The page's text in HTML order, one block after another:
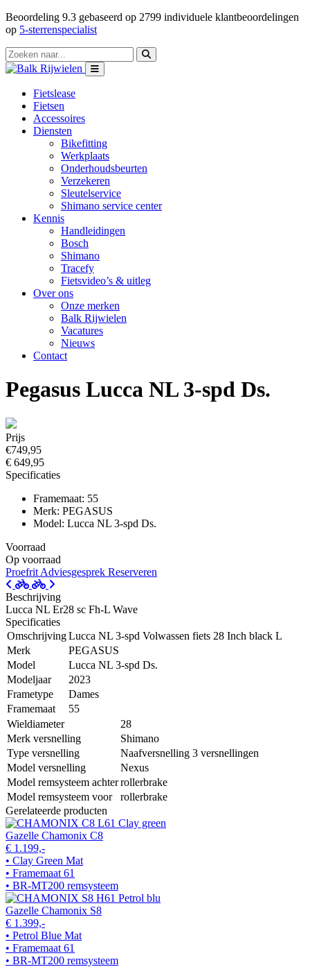
Beoordeling 9.3 gebaseerd op 2799 individuele klantbeoordelingen
op 5-sterrenspecialist
Fietslease
Fietsen
Accessoires
Diensten
Bikefitting
Werkplaats
Onderhoudsbeurten
Verzekeren
Sleutelservice
Shimano service center
Kennis
Handleidingen
Bosch
Shimano
Tracefy
Fietsvideo’s & uitleg
Over ons
Onze merken
Balk Rijwielen
Vacatures
Nieuws
Contact
Pegasus Lucca NL 3-spd Ds.
Prijs
€749,95
€ 649,95
Specificaties
Framemaat: 55
Merk: PEGASUS
Model: Lucca NL 3-spd Ds.
Voorraad
Op voorraad
Proefrit Adviesgesprek Reserveren
Beschrijving
Lucca NL Er28 sc Fh-L Wave
Specificaties
OmschrijvingLucca NL 3-spd Volwassen fiets 28 Inch black L
Merk
PEGASUS
Model
Lucca NL 3-spd Ds.
Modeljaar
2023
Frametype
Dames
Framemaat
55
Wieldiameter
28
Merk versnelling
Shimano
Type versnelling
Naafversnelling 3 versnellingen
Model versnelling
Nexus
Model remsysteem achterrollerbrake
Model remsysteem voor
rollerbrake
Gerelateerde producten
Gazelle Chamonix C8
€ 1.199,-
• Clay Green Mat
• Framemaat 61
• BR-MT200 remsysteem
Gazelle Chamonix S8
€ 1.399,-
• Petrol Blue Mat
• Framemaat 61
• BR-MT200 remsysteem